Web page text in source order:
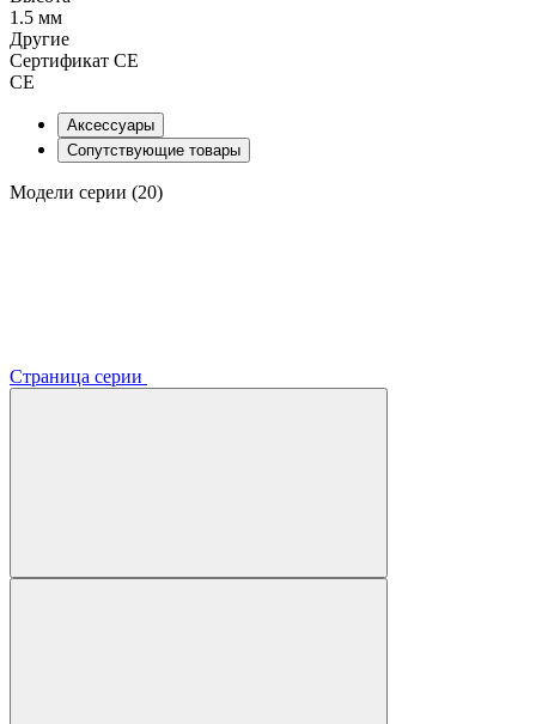
1.5 мм
Другие
Сертификат CE
CE
Аксессуары
Сопутствующие товары
Модели серии (20)
Страница серии